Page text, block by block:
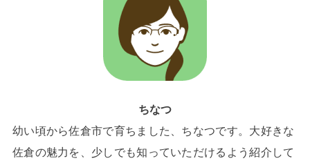
ちなつ
幼い頃から佐倉市で育ちました、ちなつです。大好きな
佐倉の魅力を、少しでも知っていただけるよう紹介して